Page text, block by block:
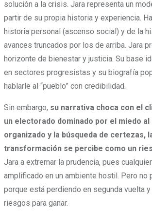
solución a la crisis. Jara representa un
partir de su propia historia y experiencia.
historia personal (ascenso social) y de la
avances truncados por los de arriba. Jara
horizonte de bienestar y justicia. Su base
en sectores progresistas y su biografía
hablarle al “pueblo” con credibilidad.
Sin embargo, su narrativa choca con el
un electorado dominado por el miedo
organizado y la búsqueda de certezas,
transformación se percibe como un
Jara a extremar la prudencia, pues
amplificado en un ambiente hostil. Pero no
porque está perdiendo en segunda vuelta
riesgos para ganar.